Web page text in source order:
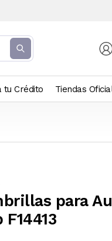
tu Crédito Tiendas
para
F14413